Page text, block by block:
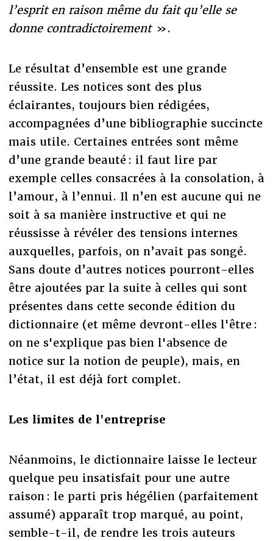
l’esprit en raison même du fait qu’elle se
donne contradictoirement ».
Le résultat d’ensemble est une grande
réussite. Les notices sont des plus
éclairantes, toujours bien rédigées,
accompagnées d’une bibliographie succincte
mais utile. Certaines entrées sont même
d’une grande beauté : il faut lire par
exemple celles consacrées à la consolation, à
l’amour, à l’ennui. Il n’en est aucune qui ne
soit à sa manière instructive et qui ne
réussisse à révéler des tensions internes
auxquelles, parfois, on n’avait pas songé.
Sans doute d’autres notices pourront-elles
être ajoutées par la suite à celles qui sont
présentes dans cette seconde édition du
dictionnaire (et même devront-elles l'être :
on ne s'explique pas bien l'absence de
notice sur la notion de peuple), mais, en
l’état, il est déjà fort complet.
Les limites de l'entreprise
Néanmoins, le dictionnaire laisse le lecteur
quelque peu insatisfait pour une autre
raison : le parti pris hégélien (parfaitement
assumé) apparaît trop marqué, au point,
semble-t-il, de rendre les trois auteurs